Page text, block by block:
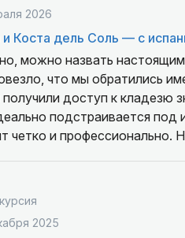
2026
Коста дель Соль — с
можно назвать
что мы обратились
доступ к кладезю
подстраивается под
четко и профессионально.
2025